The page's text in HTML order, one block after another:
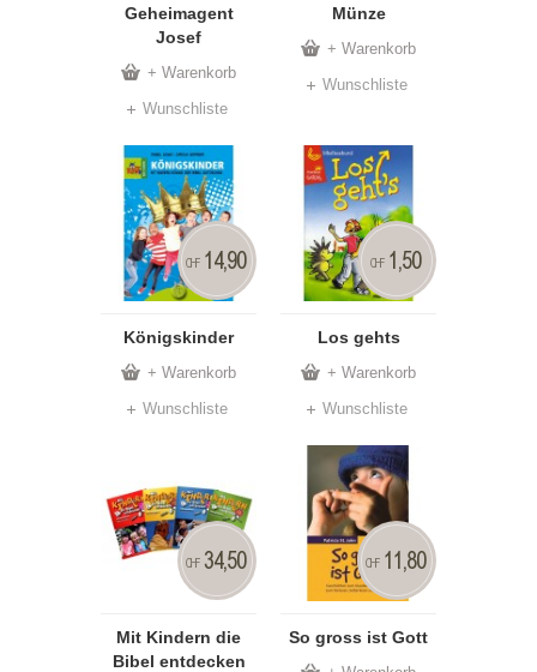
Geheimagent
Josef
+ Warenkorb
Wunschliste
Münze
+ Warenkorb
Wunschliste
Königskinder
CHF 14,90
+ Warenkorb
Wunschliste
Los gehts
CHF 1,50
+ Warenkorb
Wunschliste
Mit Kindern die
Bibel entdecken
CHF 34,50
So gross ist Gott
CHF 11,80